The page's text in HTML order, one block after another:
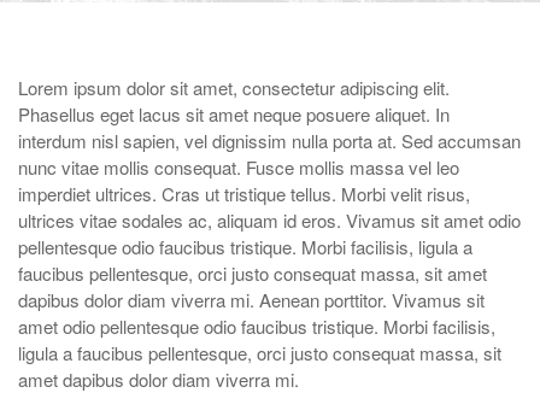
Lorem ipsum dolor sit amet, consectetur adipiscing elit.
Phasellus eget lacus sit amet neque posuere aliquet. In
interdum nisl sapien, vel dignissim nulla porta at. Sed accumsan
nunc vitae mollis consequat. Fusce mollis massa vel leo
imperdiet ultrices. Cras ut tristique tellus. Morbi velit risus,
ultrices vitae sodales ac, aliquam id eros. Vivamus sit amet odio
pellentesque odio faucibus tristique. Morbi facilisis, ligula a
faucibus pellentesque, orci justo consequat massa, sit amet
dapibus dolor diam viverra mi. Aenean porttitor. Vivamus sit
amet odio pellentesque odio faucibus tristique. Morbi facilisis,
ligula a faucibus pellentesque, orci justo consequat massa, sit
amet dapibus dolor diam viverra mi.